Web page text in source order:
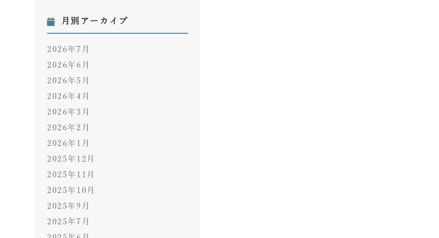
月別アーカイブ
2026年7月
2026年6月
2026年5月
2026年4月
2026年3月
2026年2月
2026年1月
2025年12月
2025年11月
2025年10月
2025年9月
2025年7月